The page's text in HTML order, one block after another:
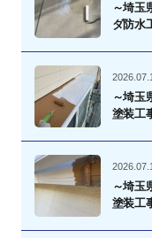
～埼玉
ダ防水
～埼玉
塗装工
～埼玉
塗装工